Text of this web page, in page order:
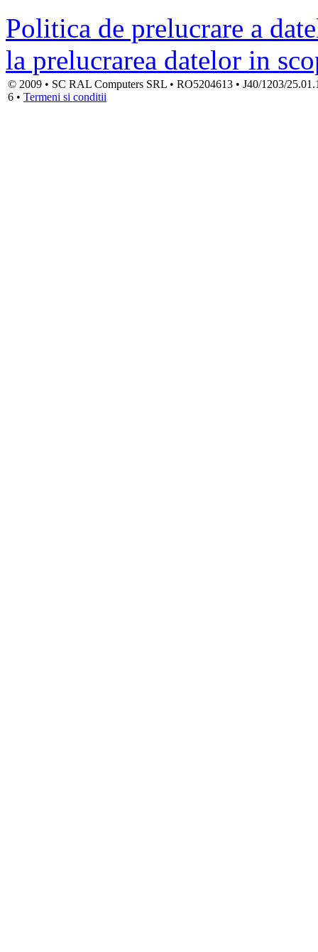
Politica de prelucrare a
la prelucrarea datelor in
© 2009 • SC RAL Computers SRL • RO5204613 • J40/1203/
6 • Termeni si conditii